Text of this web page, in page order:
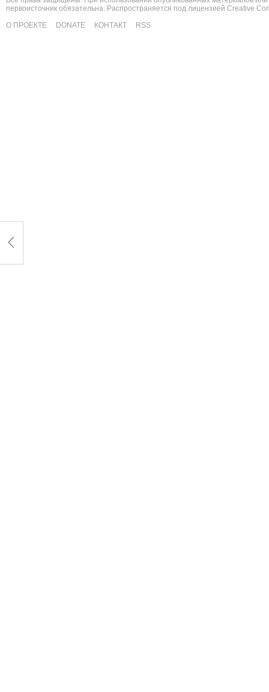
первоисточник обязательна. Распространяется под лицензией Creative
О ПРОЕКТЕ
DONATE КОНТАКТ RSS